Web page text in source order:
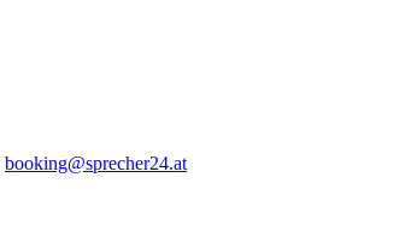
booking@sprecher24.at